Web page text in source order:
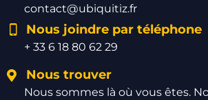
contact@ubiquitiz.fr
Nous joindre par téléphone
+ 33 6 18 80 62 29
Nous trouver
Nous sommes là où vous êtes.